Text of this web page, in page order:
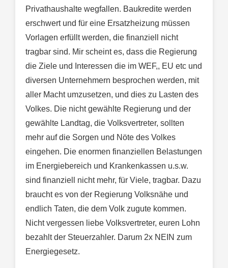
Privathaushalte wegfallen. Baukredite werden
erschwert und für eine Ersatzheizung müssen
Vorlagen erfüllt werden, die finanziell nicht
tragbar sind. Mir scheint es, dass die Regierung
die Ziele und Interessen die im WEF,, EU etc und
diversen Unternehmern besprochen werden, mit
aller Macht umzusetzen, und dies zu Lasten des
Volkes. Die nicht gewählte Regierung und der
gewählte Landtag, die Volksvertreter, sollten
mehr auf die Sorgen und Nöte des Volkes
eingehen. Die enormen finanziellen Belastungen
im Energiebereich und Krankenkassen u.s.w.
sind finanziell nicht mehr, für Viele, tragbar. Dazu
braucht es von der Regierung Volksnähe und
endlich Taten, die dem Volk zugute kommen.
Nicht vergessen liebe Volksvertreter, euren Lohn
bezahlt der Steuerzahler. Darum 2x NEIN zum
Energiegesetz.